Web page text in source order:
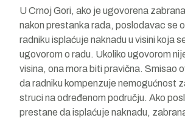
U Crnoj Gori, ako je ugovorena
nakon prestanka rada, poslodavac se
radniku isplaćuje naknadu u visini koja
ugovorom o radu. Ukoliko ugovorom
visina, ona mora biti pravična. Smisao
da radniku kompenzuje nemogućnost
struci na određenom području. Ako
prestane da isplaćuje naknadu,